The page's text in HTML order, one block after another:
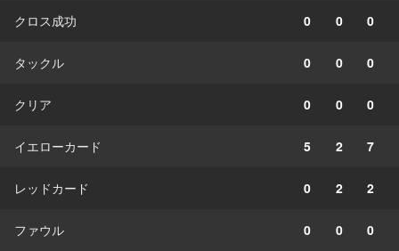
クロス成功 0 0 0
タックル 0 0 0
クリア 0 0 0
イエローカード 5 2 7
レッドカード 0 2 2
ファウル 0 0 0